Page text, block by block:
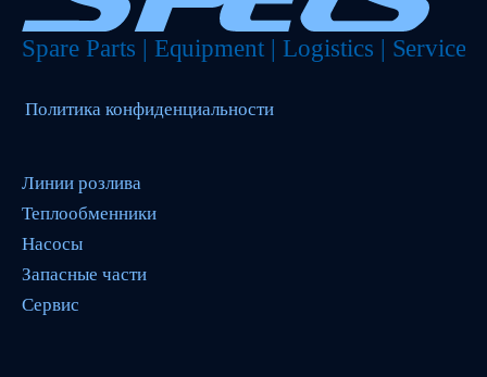
Политика конфиденциальности
Линии розлива
Теплообменники
Насосы
Запасные части
Сервис